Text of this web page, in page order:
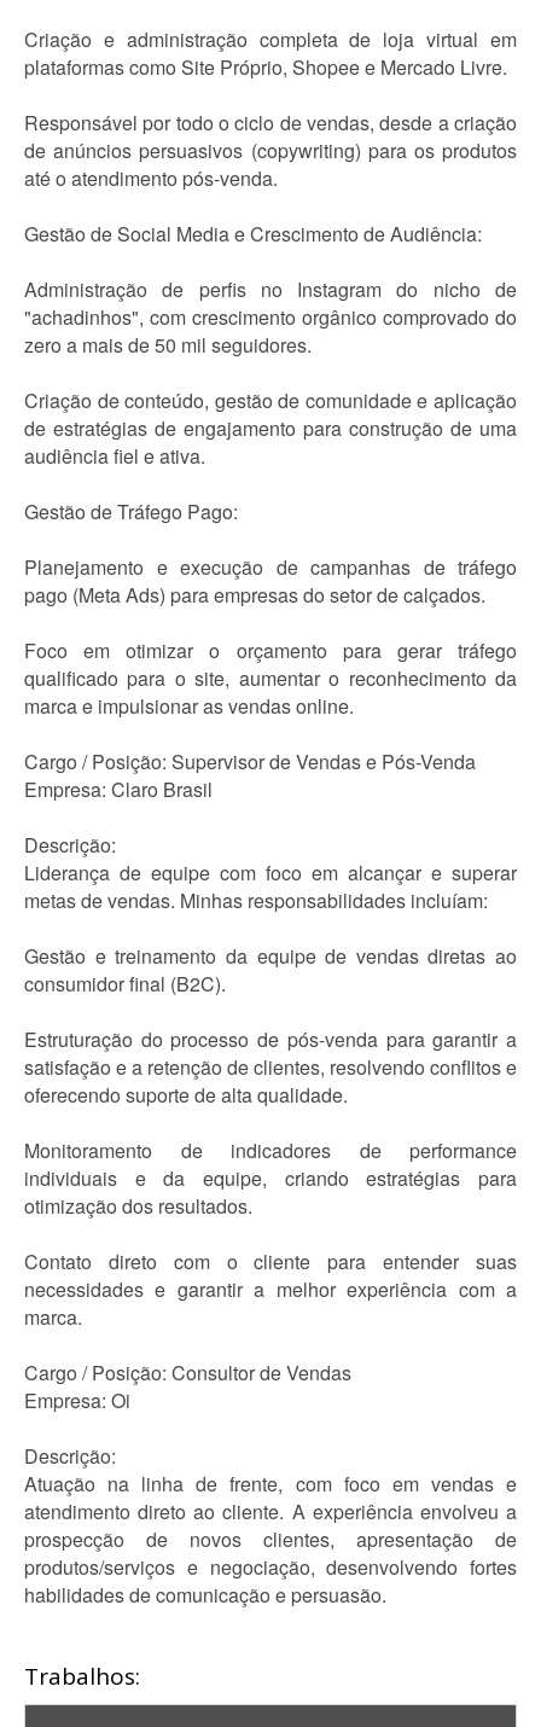
Criação e administração completa de loja virtual em
plataformas como Site Próprio, Shopee e Mercado Livre.
Responsável por todo o ciclo de vendas, desde a criação
de anúncios persuasivos (copywriting) para os produtos
até o atendimento pós-venda.
Gestão de Social Media e Crescimento de Audiência:
Administração de perfis no Instagram do nicho de
"achadinhos", com crescimento orgânico comprovado do
zero a mais de 50 mil seguidores.
Criação de conteúdo, gestão de comunidade e aplicação
de estratégias de engajamento para construção de uma
audiência fiel e ativa.
Gestão de Tráfego Pago:
Planejamento e execução de campanhas de tráfego
pago (Meta Ads) para empresas do setor de calçados.
Foco em otimizar o orçamento para gerar tráfego
qualificado para o site, aumentar o reconhecimento da
marca e impulsionar as vendas online.
Cargo / Posição: Supervisor de Vendas e Pós-Venda
Empresa: Claro Brasil
Descrição:
Liderança de equipe com foco em alcançar e superar
metas de vendas. Minhas responsabilidades incluíam:
Gestão e treinamento da equipe de vendas diretas ao
consumidor final (B2C).
Estruturação do processo de pós-venda para garantir a
satisfação e a retenção de clientes, resolvendo conflitos e
oferecendo suporte de alta qualidade.
Monitoramento de indicadores de performance
individuais e da equipe, criando estratégias para
otimização dos resultados.
Contato direto com o cliente para entender suas
necessidades e garantir a melhor experiência com a
marca.
Cargo / Posição: Consultor de Vendas
Empresa: Oi
Descrição:
Atuação na linha de frente, com foco em vendas e
atendimento direto ao cliente. A experiência envolveu a
prospecção de novos clientes, apresentação de
produtos/serviços e negociação, desenvolvendo fortes
habilidades de comunicação e persuasão.
Trabalhos: